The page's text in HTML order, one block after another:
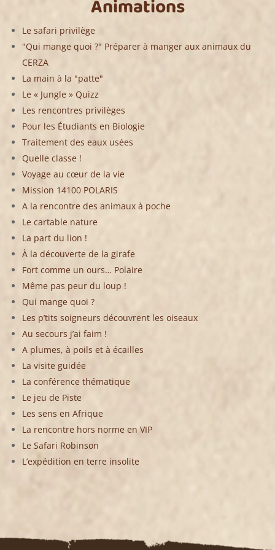
Animations
Le safari privilège
"Qui mange quoi ?" Préparer à manger aux animaux du
CERZA
La main à la "patte"
Le « Jungle » Quizz
Les rencontres privilèges
Pour les Étudiants en Biologie
Traitement des eaux usées
Quelle classe !
Voyage au cœur de la vie
Mission 14100 POLARIS
A la rencontre des animaux à poche
Le cartable nature
La part du lion !
À la découverte de la girafe
Fort comme un ours… Polaire
Même pas peur du loup !
Qui mange quoi ?
Les p’tits soigneurs découvrent les oiseaux
Au secours j’ai faim !
A plumes, à poils et à écailles
La visite guidée
La conférence thématique
Le jeu de Piste
Les sens en Afrique
La rencontre hors norme en VIP
Le Safari Robinson
L’expédition en terre insolite